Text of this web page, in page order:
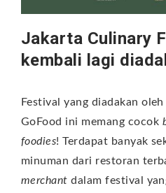
Jakarta Culinary
kembali lagi
Festival yang diadakan
GoFood ini memang cocok
foodies! Terdapat banyak
minuman dari restoran
merchantdalam festival